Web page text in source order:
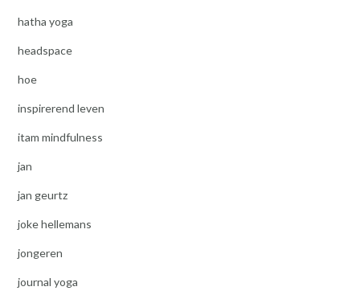
hatha yoga
headspace
hoe
inspirerend leven
itam mindfulness
jan
jan geurtz
joke hellemans
jongeren
journal yoga